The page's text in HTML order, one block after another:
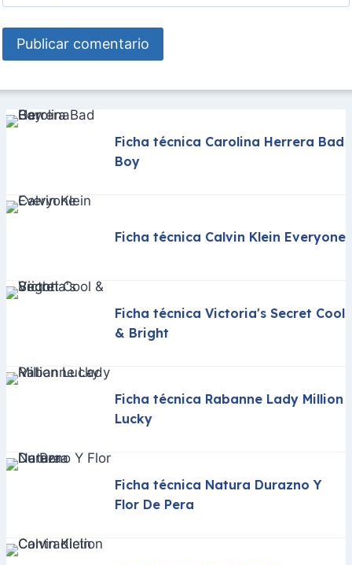
Ficha técnica Carolina Herrera Bad
Boy
Ficha técnica Calvin Klein Everyone
Ficha técnica Victoria's Secret Cool
& Bright
Ficha técnica Rabanne Lady Million
Lucky
Ficha técnica Natura Durazno Y
Flor De Pera